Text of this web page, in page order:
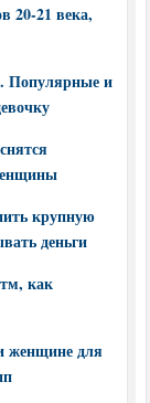
20-21 века,
Популярные и
крупную
деньги
как
женщине для